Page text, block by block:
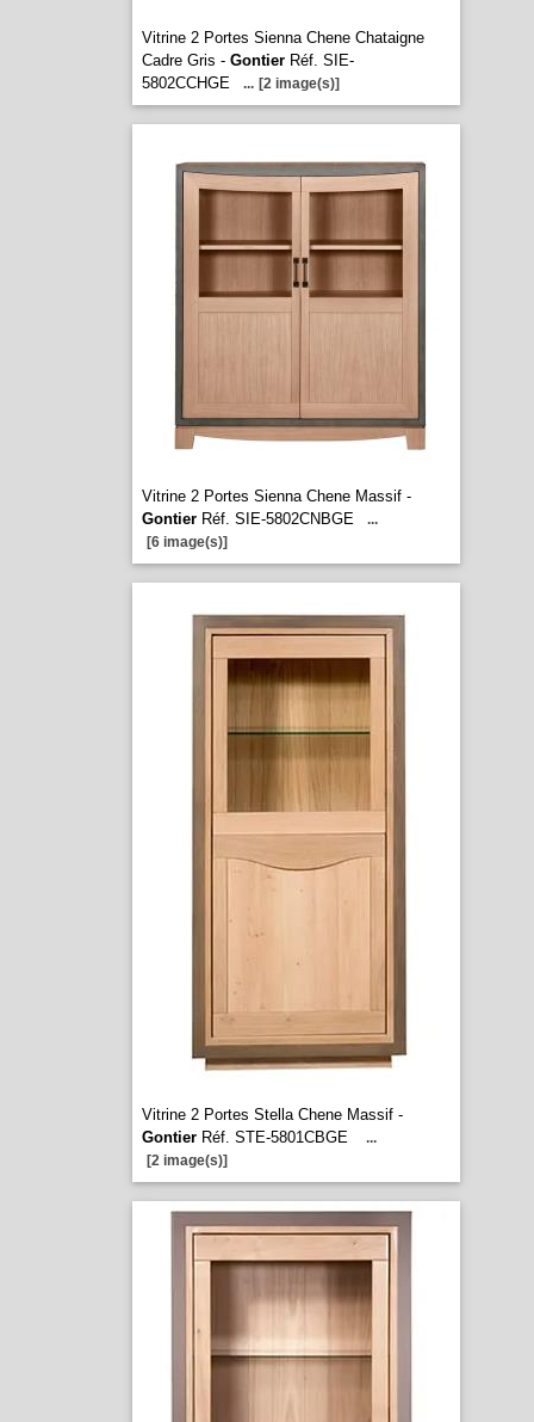
Vitrine 2 Portes Sienna Chene Chataigne
Cadre Gris - GontierRéf. SIE-
5802CCHGE
... [2 image(s)]
Vitrine 2 Portes Sienna Chene Massif -
GontierRéf. SIE-5802CNBGE
...
[6 image(s)]
Vitrine 2 Portes Stella Chene Massif -
GontierRéf. STE-5801CBGE
...
[2 image(s)]